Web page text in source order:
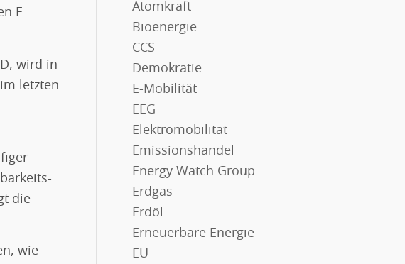
E-
wird in
letzten
die
wie
Atomkraft
Bioenergie
CCS
Demokratie
E-Mobilität
EEG
Elektromobilität
Emissionshandel
Energy Watch Group
Erdgas
Erdöl
Erneuerbare Energie
EU